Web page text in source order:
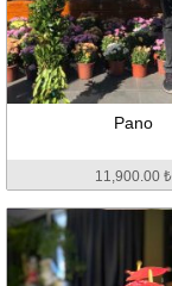
Pano
11,900.00 ₺